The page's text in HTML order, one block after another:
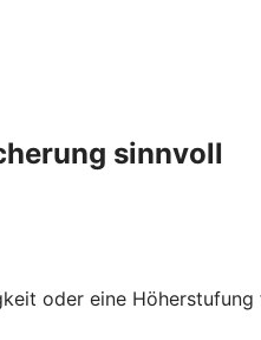
sinnvoll
oder eine